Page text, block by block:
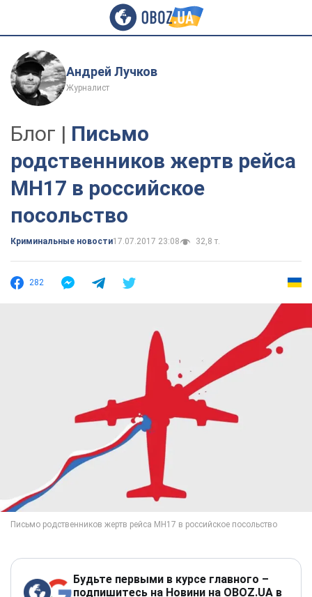
Андрей Лучков
Журналист
Блог | Письмо
родственников жертв рейса
MH17 в российское
посольство
Криминальные новости17.07.2017 23:08 32,8 т.
282
Будьте первыми в курсе главного –
подпишитесь на Новини на OBOZ.UA в